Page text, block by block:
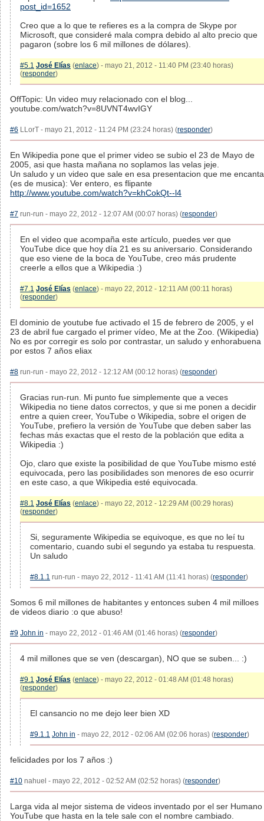
post_id=1652
Creo que a lo que te refieres es a la compra de Skype por
Microsoft, que consideré mala compra debido al alto precio que
pagaron (sobre los 6 mil millones de dólares).
#5.1 José Elías (enlace) - mayo 21, 2012 - 11:40 PM (23:40 horas)
(responder)
OffTopic: Un video muy relacionado con el blog...
youtube.com/watch?v=8UVNT4wvIGY
#6 LLorT - mayo 21, 2012 - 11:24 PM (23:24 horas) (responder)
En Wikipedia pone que el primer video se subio el 23 de Mayo de
2005, asi que hasta mañana no soplamos las velas jeje.
Un saludo y un video que sale en esa presentacion que me encanta
(es de musica): Ver entero, es flipante
http://www.youtube.com/watch?v=khCokQt--l4
#7 run-run - mayo 22, 2012 - 12:07 AM (00:07 horas) (responder)
En el video que acompaña este artículo, puedes ver que
YouTube dice que hoy día 21 es su aniversario. Considerando
que eso viene de la boca de YouTube, creo más prudente
creerle a ellos que a Wikipedia :)
#7.1 José Elías (enlace) - mayo 22, 2012 - 12:11 AM (00:11 horas)
(responder)
El dominio de youtube fue activado el 15 de febrero de 2005, y el
23 de abril fue cargado el primer vídeo, Me at the Zoo. (Wikipedia)
No es por corregir es solo por contrastar, un saludo y enhorabuena
por estos 7 años eliax
#8 run-run - mayo 22, 2012 - 12:12 AM (00:12 horas) (responder)
Gracias run-run. Mi punto fue simplemente que a veces
Wikipedia no tiene datos correctos, y que si me ponen a decidir
entre a quien creer, YouTube o Wikipedia, sobre el origen de
YouTube, prefiero la versión de YouTube que deben saber las
fechas más exactas que el resto de la población que edita a
Wikipedia :)
Ojo, claro que existe la posibilidad de que YouTube mismo esté
equivocada, pero las posibilidades son menores de eso ocurrir
en este caso, a que Wikipedia esté equivocada.
#8.1 José Elías (enlace) - mayo 22, 2012 - 12:29 AM (00:29 horas)
(responder)
Si, seguramente Wikipedia se equivoque, es que no leí tu
comentario, cuando subi el segundo ya estaba tu respuesta.
Un saludo
#8.1.1 run-run - mayo 22, 2012 - 11:41 AM (11:41 horas) (responder)
Somos 6 mil millones de habitantes y entonces suben 4 mil milloes
de videos diario :o que abuso!
#9 John in - mayo 22, 2012 - 01:46 AM (01:46 horas) (responder)
4 mil millones que se ven (descargan), NO que se suben... :)
#9.1 José Elías (enlace) - mayo 22, 2012 - 01:48 AM (01:48 horas)
(responder)
El cansancio no me dejo leer bien XD
#9.1.1 John in - mayo 22, 2012 - 02:06 AM (02:06 horas) (responder)
felicidades por los 7 años :)
#10 nahuel - mayo 22, 2012 - 02:52 AM (02:52 horas) (responder)
Larga vida al mejor sistema de videos inventado por el ser Humano
YouTube que hasta en la tele sale con el nombre cambiado.